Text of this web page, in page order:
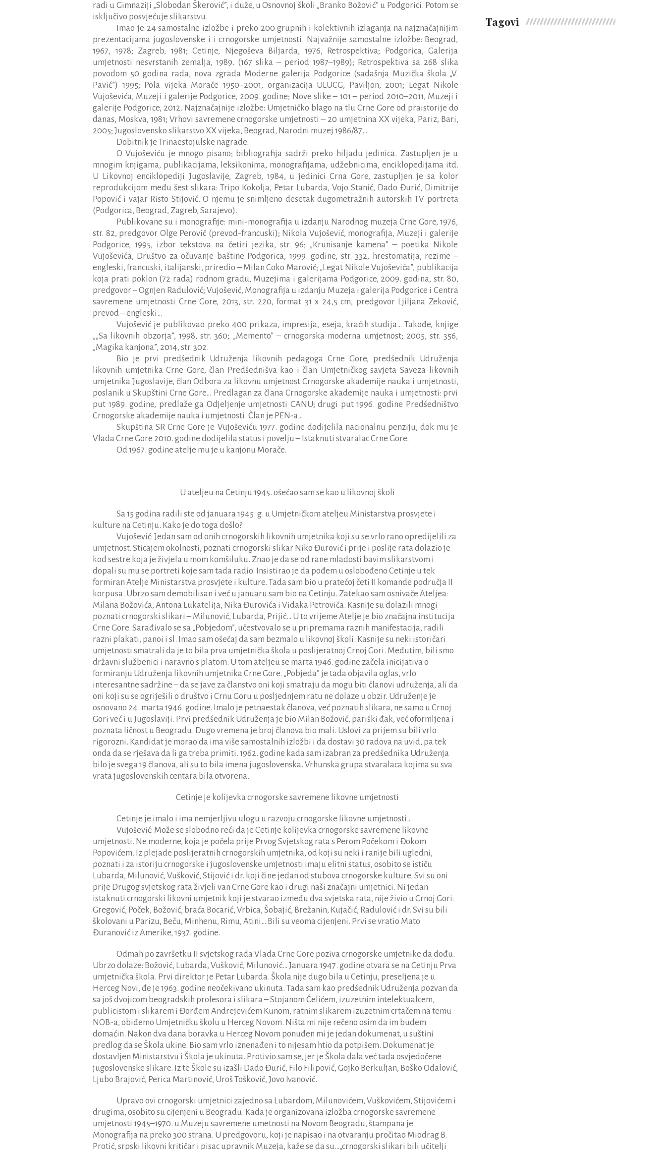
radi u Gimnaziji „Slobodan Škerović”, i duže, u Osnovnoj školi „Branko Božović” u Podgorici. Potom se
isključivo posvjećuje slikarstvu.
Imao je 24 samostalne izložbe i preko 200 grupnih i kolektivnih izlaganja na najznačajnijim
prezentacijama jugoslovenske i i crnogorske umjetnosti. Najvažnije samostalne izložbe: Beograd,
1967, 1978; Zagreb, 1981; Cetinje, Njegoševa Biljarda, 1976, Retrospektiva; Podgorica, Galerija
umjetnosti nesvrstanih zemalja, 1989. (167 slika – period 1987–1989); Retrospektiva sa 268 slika
povodom 50 godina rada, nova zgrada Moderne galerija Podgorice (sadašnja Muzička škola „V.
Pavić”) 1995; Pola vijeka Morače 1950–2001, organizacija ULUCG, Paviljon, 2001; Legat Nikole
Vujoševića, Muzeji i galerije Podgorice, 2009. godine; Nove slike – 101 – period 2010–2011, Muzeji i
galerije Podgorice, 2012. Najznačajnije izložbe: Umjetničko blago na tlu Crne Gore od praistorije do
danas, Moskva, 1981; Vrhovi savremene crnogorske umjetnosti – 20 umjetnina XX vijeka, Pariz, Bari,
2005; Jugoslovensko slikarstvo XX vijeka, Beograd, Narodni muzej 1986/87…
Dobitnik je Trinaestojulske nagrade.
O Vujoševiću je mnogo pisano; bibliografija sadrži preko hiljadu jedinica. Zastupljen je u
mnogim knjigama, publikacijama, leksikonima, monografijama, udžebnicima, enciklopedijama itd.
U Likovnoj enciklopediji Jugoslavije, Zagreb, 1984, u jedinici Crna Gore, zastupljen je sa kolor
reprodukcijom među šest slikara: Tripo Kokolja, Petar Lubarda, Vojo Stanić, Dado Đurić, Dimitrije
Popović i vajar Risto Stijović. O njemu je snimljeno desetak dugometražnih autorskih TV portreta
(Podgorica, Beograd, Zagreb, Sarajevo).
Publikovane su i monografije: mini-monografija u izdanju Narodnog muzeja Crne Gore, 1976,
str. 82, predgovor Olge Perović (prevod-francuski); Nikola Vujošević, monografija, Muzeji i galerije
Podgorice, 1995, izbor tekstova na četiri jezika, str. 96; „Krunisanje kamena” – poetika Nikole
Vujoševića, Društvo za očuvanje baštine Podgorica, 1999. godine, str. 332, hrestomatija, rezime –
engleski, francuski, italijanski, priredio – Milan Coko Marović; „Legat Nikole Vujoševića”, publikacija
koja prati poklon (72 rada) rodnom gradu, Muzejima i galerijama Podgorice, 2009. godina, str. 80,
predgovor – Ognjen Radulović; Vujošević, Monografija u izdanju Muzeja i galerija Podgorice i Centra
savremene umjetnosti Crne Gore, 2013, str. 220, format 31 x 24,5 cm, predgovor Ljiljana Zeković,
prevod – engleski…
Vujošević je publikovao preko 400 prikaza, impresija, eseja, kraćih studija… Takođe, knjige
„„Sa likovnih obzorja”, 1998, str. 360; „Memento” – crnogorska moderna umjetnost; 2005, str. 356,
„Magika kanjona”, 2014, str. 302.
Bio je prvi predśednik Udruženja likovnih pedagoga Crne Gore, predśednik Udruženja
likovnih umjetnika Crne Gore, član Predśednišva kao i član Umjetničkog savjeta Saveza likovnih
umjetnika Jugoslavije, član Odbora za likovnu umjetnost Crnogorske akademije nauka i umjetnosti,
poslanik u Skupštini Crne Gore… Predlagan za člana Crnogorske akademije nauka i umjetnosti: prvi
put 1989. godine, predlaže ga Odjeljenje umjetnosti CANU; drugi put 1996. godine Predśedništvo
Crnogorske akademije nauka i umjetnosti. Član je PEN-a…
Skupština SR Crne Gore je Vujoševiću 1977. godine dodijelila nacionalnu penziju, dok mu je
Vlada Crne Gore 2010. godine dodijelila status i povelju – Istaknuti stvaralac Crne Gore.
Od 1967. godine atelje mu je u kanjonu Morače.
U ateljeu na Cetinju 1945. ośećao sam se kao u likovnoj školi
Sa 15 godina radili ste od januara 1945. g. u Umjetničkom ateljeu Ministarstva prosvjete i
kulture na Cetinju. Kako je do toga došlo?
Vujošević: Jedan sam od onih crnogorskih likovnih umjetnika koji su se vrlo rano opredijelili za
umjetnost. Sticajem okolnosti, poznati crnogorski slikar Niko Đurović i prije i poslije rata dolazio je
kod sestre koja je živjela u mom komšiluku. Znao je da se od rane mladosti bavim slikarstvom i
dopali su mu se portreti koje sam tada radio. Insistirao je da pođem u oslobođeno Cetinje u tek
formiran Atelje Ministarstva prosvjete i kulture. Tada sam bio u pratećoj četi II komande područja II
korpusa. Ubrzo sam demobilisan i već u januaru sam bio na Cetinju. Zatekao sam osnivače Ateljea:
Milana Božovića, Antona Lukatelija, Nika Đurovića i Vidaka Petrovića. Kasnije su dolazili mnogi
poznati crnogorski slikari – Milunović, Lubarda, Prijić… U to vrijeme Atelje je bio značajna institucija
Crne Gore. Sarađivalo se sa „Pobjedom”, učestvovalo se u pripremama raznih manifestacija, radili
razni plakati, panoi i sl. Imao sam ośećaj da sam bezmalo u likovnoj školi. Kasnije su neki istoričari
umjetnosti smatrali da je to bila prva umjetnička škola u poslijeratnoj Crnoj Gori. Međutim, bili smo
državni službenici i naravno s platom. U tom ateljeu se marta 1946. godine začela inicijativa o
formiranju Udruženja likovnih umjetnika Crne Gore. „Pobjeda” je tada objavila oglas, vrlo
interesantne sadržine – da se jave za članstvo oni koji smatraju da mogu biti članovi udruženja, ali da
oni koji su se ogriješili o društvo i Crnu Goru u posljednjem ratu ne dolaze u obzir. Udruženje je
osnovano 24. marta 1946. godine. Imalo je petnaestak članova, već poznatih slikara, ne samo u Crnoj
Gori već i u Jugoslaviji. Prvi predśednik Udruženja je bio Milan Božović, pariški đak, već oformljena i
poznata ličnost u Beogradu. Dugo vremena je broj članova bio mali. Uslovi za prijem su bili vrlo
rigorozni. Kandidat je morao da ima više samostalnih izložbi i da dostavi 30 radova na uvid, pa tek
onda da se rješava da li ga treba primiti. 1962. godine kada sam izabran za predśednika Udruženja
bilo je svega 19 članova, ali su to bila imena jugoslovenska. Vrhunska grupa stvaralaca kojima su sva
vrata jugoslovenskih centara bila otvorena.
Cetinje je kolijevka crnogorske savremene likovne umjetnosti
Cetinje je imalo i ima nemjerljivu ulogu u razvoju crnogorske likovne umjetnosti…
Vujošević: Može se slobodno reći da je Cetinje kolijevka crnogorske savremene likovne
umjetnosti. Ne moderne, koja je počela prije Prvog Svjetskog rata s Perom Počekom i Đokom
Popovićem. Iz plejade poslijeratnih crnogorskih umjetnika, od koji su neki i ranije bili ugledni,
poznati i za istoriju crnogorske i jugoslovenske umjetnosti imaju elitni status, osobito se ističu
Lubarda, Milunović, Vušković, Stijović i dr. koji čine jedan od stubova crnogorske kulture. Svi su oni
prije Drugog svjetskog rata živjeli van Crne Gore kao i drugi naši značajni umjetnici. Ni jedan
istaknuti crnogorski likovni umjetnik koji je stvarao između dva svjetska rata, nije živio u Crnoj Gori:
Gregović, Poček, Božović, braća Bocarić, Vrbica, Šobajić, Brežanin, Kujačić, Radulović i dr. Svi su bili
školovani u Parizu, Beču, Minhenu, Rimu, Atini… Bili su veoma cijenjeni. Prvi se vratio Mato
Đuranović iz Amerike, 1937. godine.
Odmah po završetku II svjetskog rada Vlada Crne Gore poziva crnogorske umjetnike da dođu.
Ubrzo dolaze: Božović, Lubarda, Vušković, Milunović… Januara 1947. godine otvara se na Cetinju Prva
umjetnička škola. Prvi direktor je Petar Lubarda. Škola nije dugo bila u Cetinju, preseljena je u
Herceg Novi, đe je 1963. godine neočekivano ukinuta. Tada sam kao predśednik Udruženja pozvan da
sa još dvojicom beogradskih profesora i slikara – Stojanom Ćelićem, izuzetnim intelektualcem,
publicistom i slikarem i Đorđem Andrejevićem Kunom, ratnim slikarem izuzetnim crtačem na temu
NOB-a, obiđemo Umjetničku školu u Herceg Novom. Ništa mi nije rečeno osim da im budem
domaćin. Nakon dva dana boravka u Herceg Novom ponuđen mi je jedan dokumenat, u suštini
predlog da se Škola ukine. Bio sam vrlo iznenađen i to nijesam htio da potpišem. Dokumenat je
dostavljen Ministarstvu i Škola je ukinuta. Protivio sam se, jer je Škola dala već tada osvjedočene
jugoslovenske slikare. Iz te Škole su izašli Dado Đurić, Filo Filipović, Gojko Berkuljan, Boško Odalović,
Ljubo Brajović, Perica Martinović, Uroš Tošković, Jovo Ivanović.
Upravo ovi crnogorski umjetnici zajedno sa Lubardom, Milunovićem, Vuškovićem, Stijovićem i
drugima, osobito su cijenjeni u Beogradu. Kada je organizovana izložba crnogorske savremene
umjetnosti 1945–1970. u Muzeju savremene umetnosti na Novom Beogradu, štampana je
Monografija na preko 300 strana. U predgovoru, koji je napisao i na otvaranju pročitao Miodrag B.
Protić, srpski likovni kritičar i pisac upravnik Muzeja, kaže se da su…„crnogorski slikari bili učitelji
Tagovi